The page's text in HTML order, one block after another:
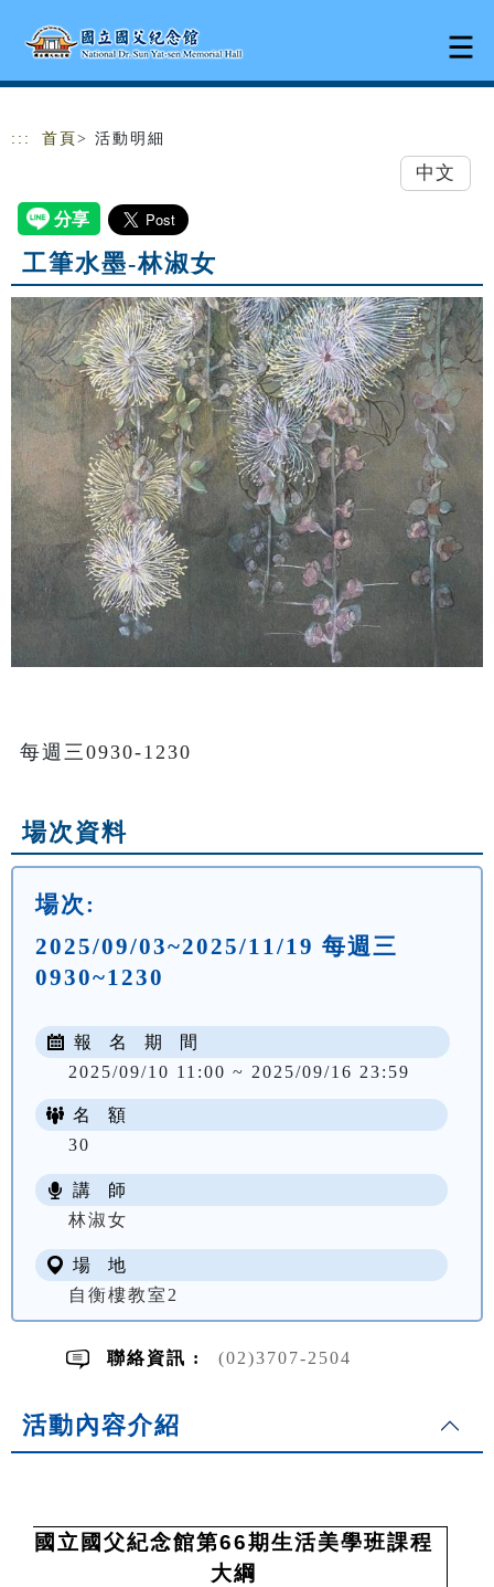
::: 首頁 > 活動明細
中文
工筆水墨-林淑女
每週三0930-1230
場次資料
場次:
2025/09/03~2025/11/19 每週三
0930~1230
報 名 期 間
2025/09/10 11:00 ~ 2025/09/16 23:59
名 額
30
講 師
林淑女
場 地
自衡樓教室2
聯絡資訊 : (02)3707-2504
活動內容介紹
國立國父紀念館第66期生活美學班課程
大綱